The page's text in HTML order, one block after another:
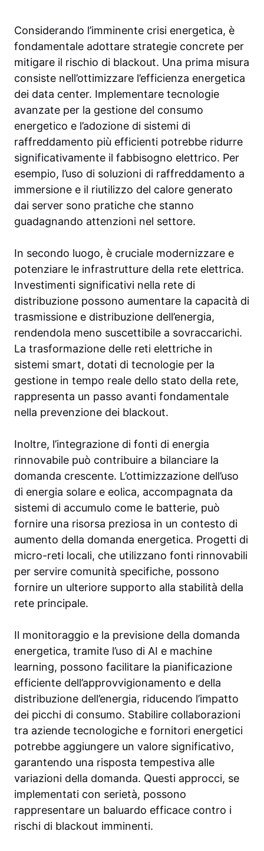
Considerando l’imminente crisi energetica, è
fondamentale adottare strategie concrete per
mitigare il rischio di blackout. Una prima misura
consiste nell’ottimizzare l’efficienza energetica
dei data center. Implementare tecnologie
avanzate per la gestione del consumo
energetico e l’adozione di sistemi di
raffreddamento più efficienti potrebbe ridurre
significativamente il fabbisogno elettrico. Per
esempio, l’uso di soluzioni di raffreddamento a
immersione e il riutilizzo del calore generato
dai server sono pratiche che stanno
guadagnando attenzioni nel settore.
In secondo luogo, è cruciale modernizzare e
potenziare le infrastrutture della rete elettrica.
Investimenti significativi nella rete di
distribuzione possono aumentare la capacità di
trasmissione e distribuzione dell’energia,
rendendola meno suscettibile a sovraccarichi.
La trasformazione delle reti elettriche in
sistemi smart, dotati di tecnologie per la
gestione in tempo reale dello stato della rete,
rappresenta un passo avanti fondamentale
nella prevenzione dei blackout.
Inoltre, l’integrazione di fonti di energia
rinnovabile può contribuire a bilanciare la
domanda crescente. L’ottimizzazione dell’uso
di energia solare e eolica, accompagnata da
sistemi di accumulo come le batterie, può
fornire una risorsa preziosa in un contesto di
aumento della domanda energetica. Progetti di
micro-reti locali, che utilizzano fonti rinnovabili
per servire comunità specifiche, possono
fornire un ulteriore supporto alla stabilità della
rete principale.
Il monitoraggio e la previsione della domanda
energetica, tramite l’uso di AI e machine
learning, possono facilitare la pianificazione
efficiente dell’approvvigionamento e della
distribuzione dell’energia, riducendo l’impatto
dei picchi di consumo. Stabilire collaborazioni
tra aziende tecnologiche e fornitori energetici
potrebbe aggiungere un valore significativo,
garantendo una risposta tempestiva alle
variazioni della domanda. Questi approcci, se
implementati con serietà, possono
rappresentare un baluardo efficace contro i
rischi di blackout imminenti.